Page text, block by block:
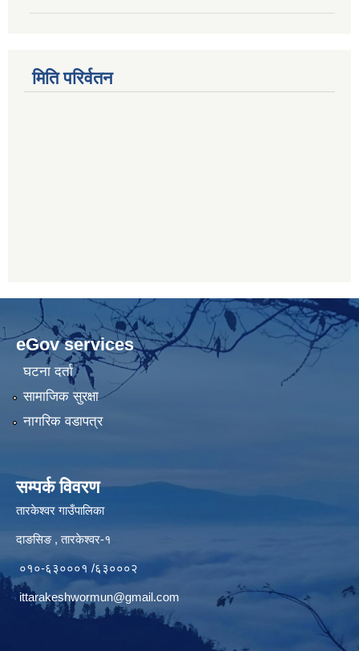
मिति परिर्वतन
eGov services
घटना दर्ता
सामाजिक सुरक्षा
नागरिक वडापत्र
सम्पर्क विवरण
तारकेश्वर गाउँपालिका
दाङसिङ , तारकेश्वर-१
०१०-६३०००१ /६३०००२
ittarakeshwormun@gmail.com